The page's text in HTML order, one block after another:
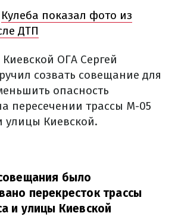
Кулеба показал фото из
ДТП
ОГА Сергей
созвать совещание для
опасность
пересечении трассы М-05
улицы Киевской.
было
перекресток трассы
и улицы Киевской